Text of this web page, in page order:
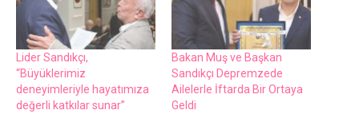
Lider Sandıkçı,
“Büyüklerimiz
deneyimleriyle hayatımıza
değerli katkılar sunar”
Bakan Muş ve Başkan
Sandıkçı Depremzede
Ailelerle İftarda Bir Ortaya
Geldi